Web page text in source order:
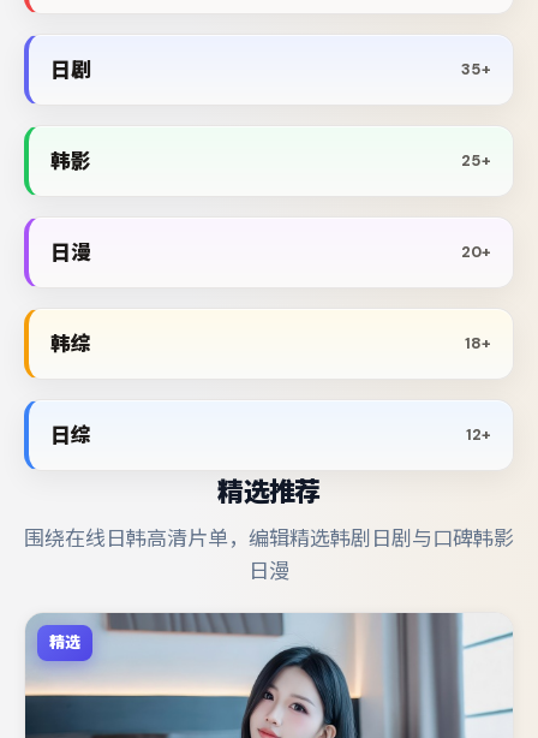
日剧 35+
韩影 25+
日漫 20+
韩综 18+
日综 12+
精选推荐
围绕在线日韩高清片单，编辑精选韩剧日剧与口碑韩影
日漫
精选